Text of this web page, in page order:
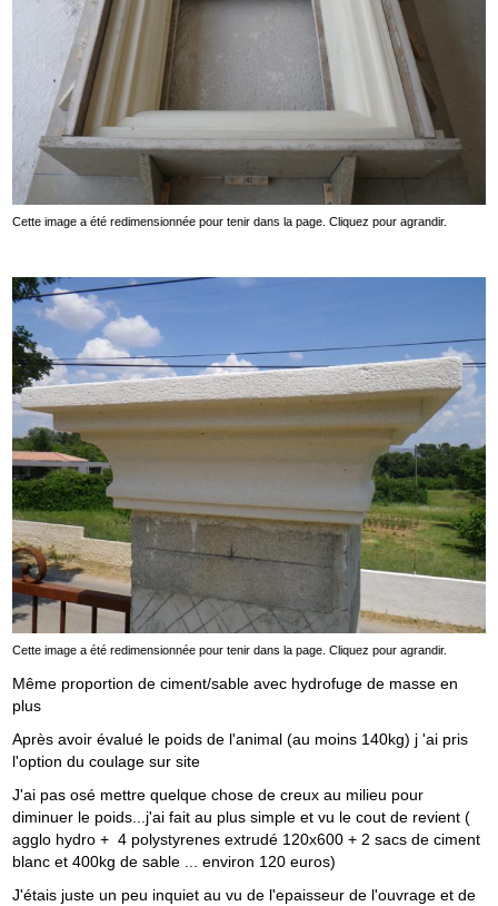
Cette image a été redimensionnée pour tenir dans la page. Cliquez pour agrandir.
Cette image a été redimensionnée pour tenir dans la page. Cliquez pour agrandir.
Même proportion de ciment/sable avec hydrofuge de masse en
plus
Après avoir évalué le poids de l'animal (au moins 140kg) j 'ai pris
l'option du coulage sur site
J'ai pas osé mettre quelque chose de creux au milieu pour
diminuer le poids...j'ai fait au plus simple et vu le cout de revient (
agglo hydro + 4 polystyrenes extrudé 120x600 + 2 sacs de ciment
blanc et 400kg de sable ... environ 120 euros)
J'étais juste un peu inquiet au vu de l'epaisseur de l'ouvrage et de